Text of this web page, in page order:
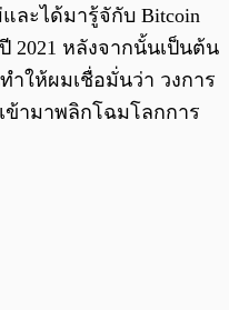
ละได้มารู้จักับ Bitcoin
2021 หลังจากนั้นเป็นต้น
ำให้ผมเชื่อมั่นว่า วงการ
ามาพลิกโฉมโลกการ